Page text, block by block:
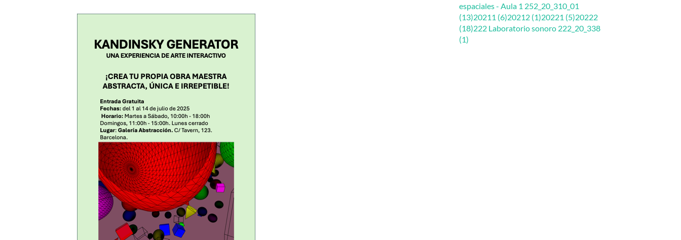
espaciales - Aula 1 252_20_310_01
(13)20211 (6)20212 (1)20221 (5)20222
(18)222 Laboratorio sonoro 222_20_338
(1)